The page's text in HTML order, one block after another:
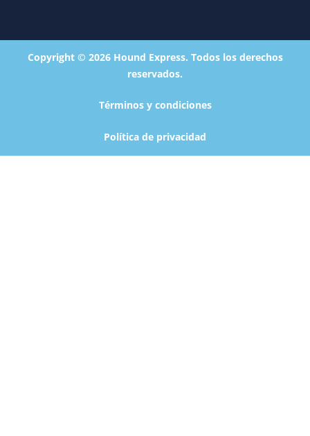
Copyright © 2026 Hound Express. Todos los derechos
reservados.
Términos y condiciones
Política de privacidad